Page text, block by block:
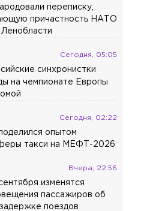
переписку,
причастность НАТО
Сегодня, 05:05
синхронистки
на чемпионате Европы
Сегодня, 02:22
опытом
такси на МЕФТ-2026
Вчера, 22:56
изменятся
пассажиров об
поездов